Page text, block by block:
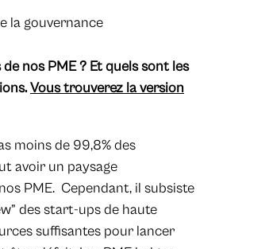
la gouvernance
nos PME ? Et quels sont les
Vous trouverez la version
moins de 99,8% des
avoir un paysage
PME. Cependant, il subsiste
des start-ups de haute
suffisantes pour lancer